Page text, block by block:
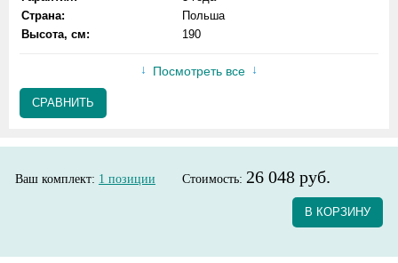
Страна:
Польша
Высота, см:
190
Посмотреть все
СРАВНИТЬ
Ваш комплект: 1 позиции Стоимость: 26 048 руб.
В КОРЗИНУ